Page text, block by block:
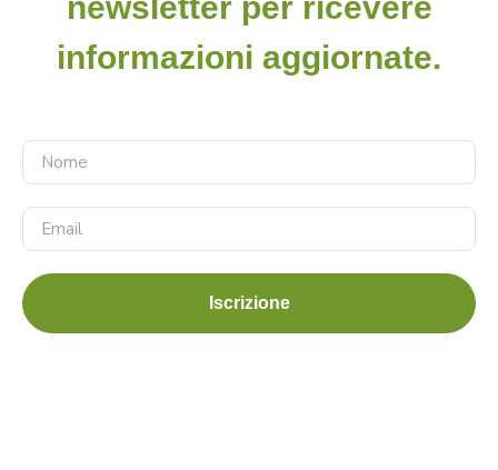
informazioni aggiornate.
Iscrizione